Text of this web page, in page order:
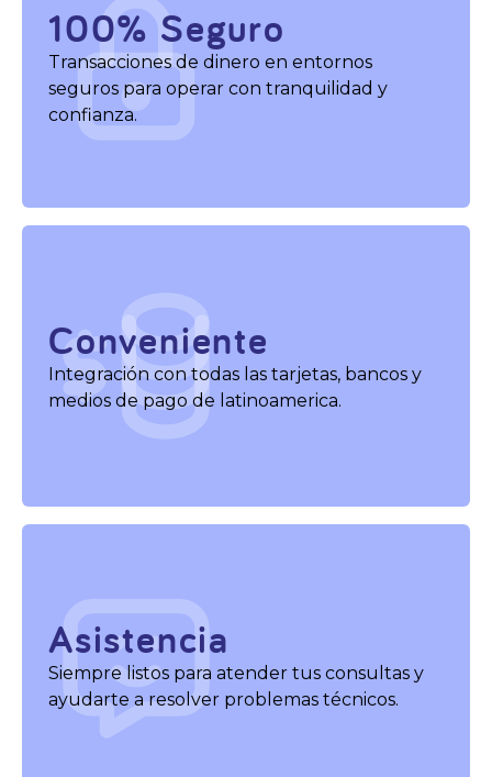
100% Seguro
Transacciones de dinero en entornos
seguros para operar con tranquilidad y
confianza.
Conveniente
Integración con todas las tarjetas, bancos y
medios de pago de latinoamerica.
Asistencia
Siempre listos para atender tus consultas y
ayudarte a resolver problemas técnicos.